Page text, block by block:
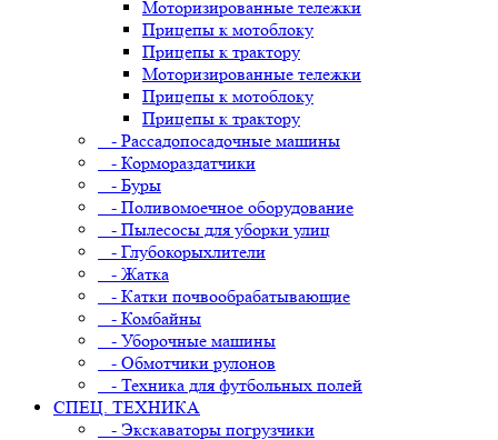
Моторизированные тележки
Прицепы к мотоблоку
Прицепы к трактору
Моторизированные тележки
Прицепы к мотоблоку
Прицепы к трактору
- Рассадопосадочные машины
- Кормораздатчики
- Буры
- Поливомоечное оборудование
- Пылесосы для уборки улиц
- Глубокорыхлители
- Жатка
- Катки почвообрабатывающие
- Комбайны
- Уборочные машины
- Обмотчики рулонов
- Техника для футбольных полей
СПЕЦ. ТЕХНИКА
- Экскаваторы погрузчики